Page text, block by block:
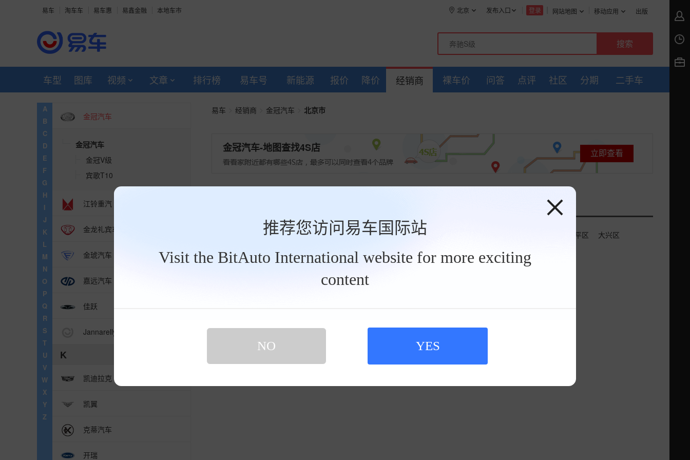
易车 淘车车 易车惠 易鑫金融 本地车市 网站地图 移动应用 出版
登录
发布入口
北京
推荐您访问易车国际站
Visit the BitAuto International website for more exciting
content
NO YES
车型 图库 视频 文章 排行榜 易车号 新能源 报价 降价 经销商 裸车价 问答 点评 社区 分期 二手车
A
B
C
D
E
F
G
H
I
J
K
L
M
N
O
P
Q
R
S
T
U
V
W
X
Y
Z
九龙
金龙
金旅
江铃晶马汽车
金冠汽车
金冠汽车
金冠V级
宾歌T10
江铃重汽
金龙礼宾车
金琥汽车
嘉远汽车
佳跃
Jannarelly
K
凯迪拉克
凯翼
克蒂汽车
开瑞
易车 经销商 金冠汽车 北京市
金冠汽车-地图查找4S店 立即查看
东城区 西城区 朝阳区 丰台区 石景山区 海淀区 昌平区
大兴区
怀柔区
平谷区 密云区 延庆区
没有适合的经销商，看看其他车型吧！